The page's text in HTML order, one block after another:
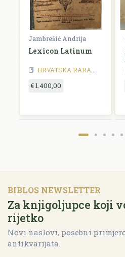
RARA - 18 stoljeće
Jambrešić Andrija
Lexicon Latinum
HRVATSKA RARA
€ 1.400,00
BIBLOS NEWSLETTER
Za knjigoljupce koji
rijetko
Novi naslovi, posebni
antikvarijata.